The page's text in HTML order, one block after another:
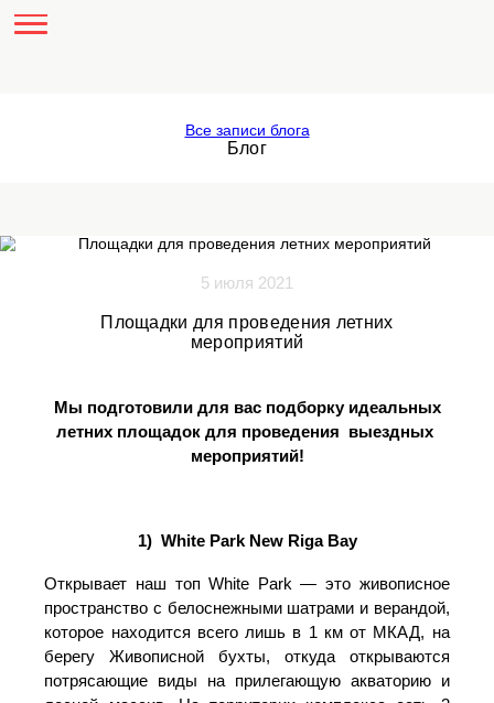
Все записи блога
5 июля 2021
мероприятий
мероприятий!
1) White Park New Riga Bay
Открывает наш топ White Park — это